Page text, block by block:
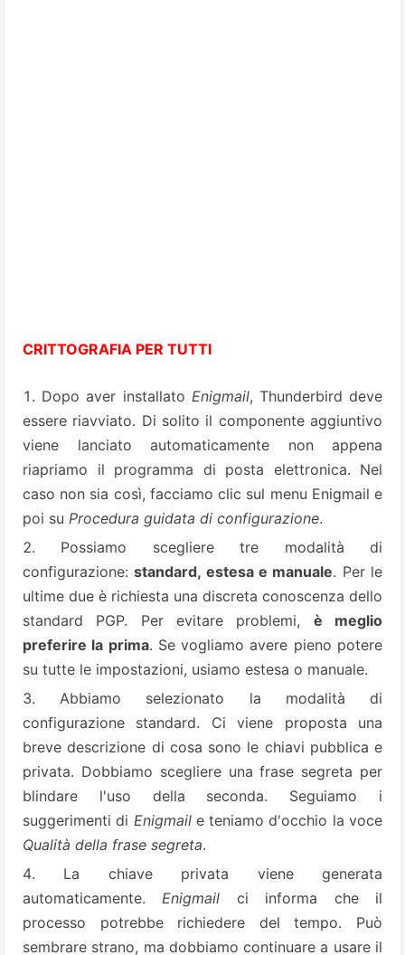
CRITTOGRAFIA PER TUTTI
Dopo aver installato Enigmail, Thunderbird deve
essere riavviato. Di solito il componente aggiuntivo
viene lanciato automaticamente non appena
riapriamo il programma di posta elettronica. Nel
caso non sia così, facciamo clic sul menu Enigmail e
poi su Procedura guidata di configurazione.
Possiamo scegliere tre modalità di
configurazione:standard, estesa e manuale. Per le
ultime due è richiesta una discreta conoscenza dello
standard PGP. Per evitare problemi, è meglio
preferire la prima. Se vogliamo avere pieno potere
su tutte le impostazioni, usiamo estesa o manuale.
Abbiamo selezionato la modalità di
configurazione standard. Ci viene proposta una
breve descrizione di cosa sono le chiavi pubblica e
privata. Dobbiamo scegliere una frase segreta per
blindare l'uso della seconda. Seguiamo i
suggerimenti di Enigmaile teniamo d'occhio la voce
Qualità della frase segreta.
La chiave privata viene generata
automaticamente.Enigmail ci informa che il
processo potrebbe richiedere del tempo. Può
sembrare strano, ma dobbiamo continuare a usare il